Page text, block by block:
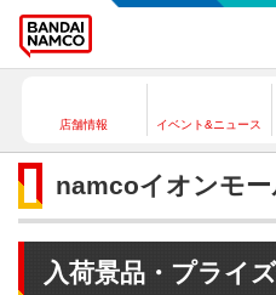
店舗情報 イベント&ニュース
namcoイオンモ
入荷景品・プライ